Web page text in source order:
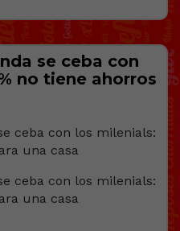
se ceba con
no tiene ahorros